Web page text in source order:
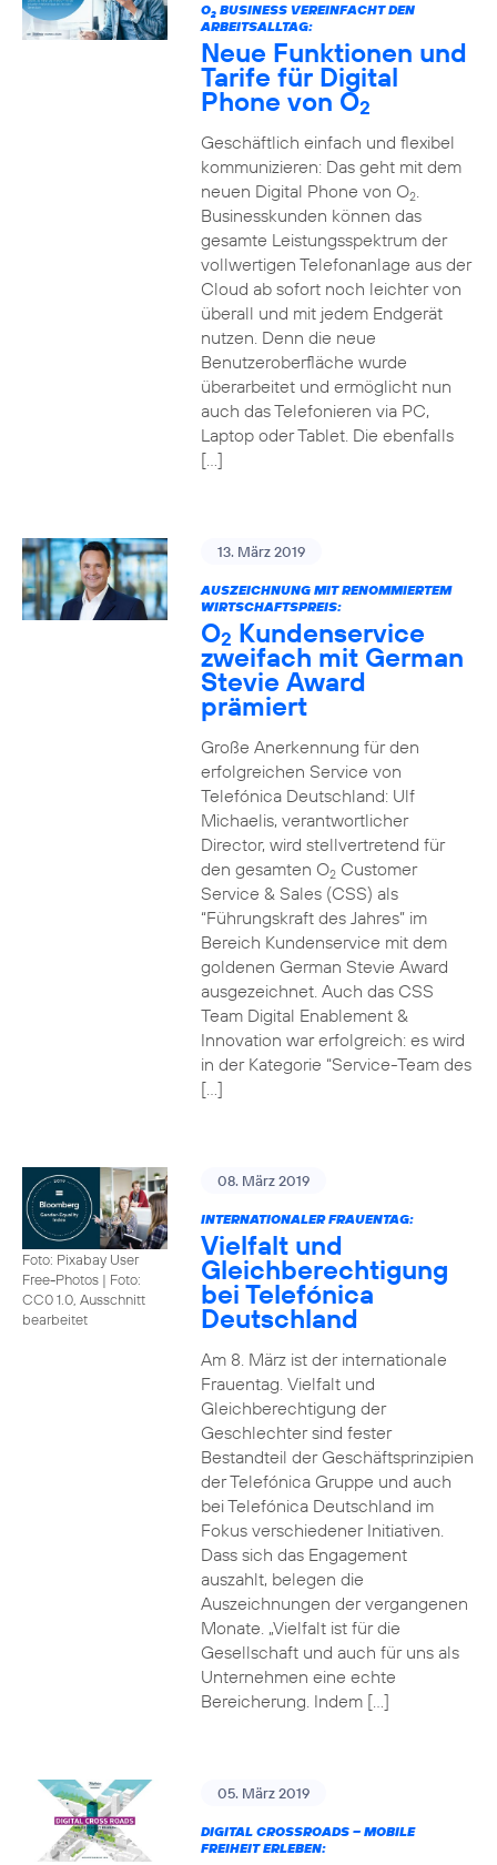
O2BUSINESS VEREINFACHT DEN
ARBEITSALLTAG:
Neue Funktionen und
Tarife für Digital
Phone von O2
Geschäftlich einfach und flexibel
kommunizieren: Das geht mit dem
neuen Digital Phone von O2.
Businesskunden können das
gesamte Leistungsspektrum der
vollwertigen Telefonanlage aus der
Cloud ab sofort noch leichter von
überall und mit jedem Endgerät
nutzen. Denn die neue
Benutzeroberfläche wurde
überarbeitet und ermöglicht nun
auch das Telefonieren via PC,
Laptop oder Tablet. Die ebenfalls
[…]
13. März 2019
AUSZEICHNUNG MIT RENOMMIERTEM
WIRTSCHAFTSPREIS:
O2 Kundenservice
zweifach mit German
Stevie Award
prämiert
Große Anerkennung für den
erfolgreichen Service von
Telefónica Deutschland: Ulf
Michaelis, verantwortlicher
Director, wird stellvertretend für
den gesamten O2Customer
Service & Sales (CSS) als
“Führungskraft des Jahres” im
Bereich Kundenservice mit dem
goldenen German Stevie Award
ausgezeichnet. Auch das CSS
Team Digital Enablement &
Innovation war erfolgreich: es wird
in der Kategorie “Service-Team des
[…]
Foto: Pixabay User
Free-Photos | Foto:
CC0 1.0, Ausschnitt
bearbeitet
08. März 2019
INTERNATIONALER FRAUENTAG:
Vielfalt und
Gleichberechtigung
bei Telefónica
Deutschland
Am 8. März ist der internationale
Frauentag. Vielfalt und
Gleichberechtigung der
Geschlechter sind fester
Bestandteil der Geschäftsprinzipien
der Telefónica Gruppe und auch
bei Telefónica Deutschland im
Fokus verschiedener Initiativen.
Dass sich das Engagement
auszahlt, belegen die
Auszeichnungen der vergangenen
Monate. „Vielfalt ist für die
Gesellschaft und auch für uns als
Unternehmen eine echte
Bereicherung. Indem […]
05. März 2019
DIGITAL CROSSROADS – MOBILE
FREIHEIT ERLEBEN: